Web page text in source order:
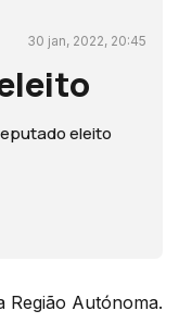
30 jan, 2022, 20:45
eleito
Região Autónoma.